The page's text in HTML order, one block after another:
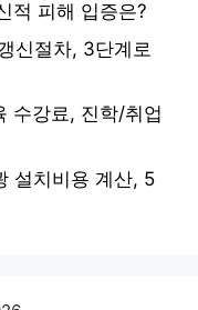
적 피해 입증은?
신절차, 3단계로
수강료, 진학/취업
설치비용 계산, 5